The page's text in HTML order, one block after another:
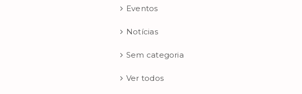
Eventos
Notícias
Sem categoria
Ver todos